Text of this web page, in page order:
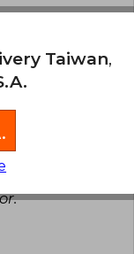
It is not useful
February 24,
sus
Taiwan,